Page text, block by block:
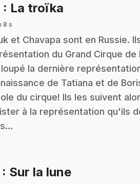
: La troïka
8 s
et Chavapa sont en Russie.
du Grand Cirque de
la dernière
de Tatiana et de
du cirque! Ils les suivent
à la représentation qu'ils
: Sur la lune.